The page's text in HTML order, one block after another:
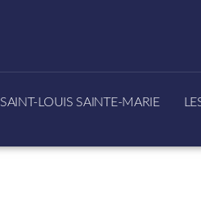
SAINT-LOUIS SAINTE-MARIE